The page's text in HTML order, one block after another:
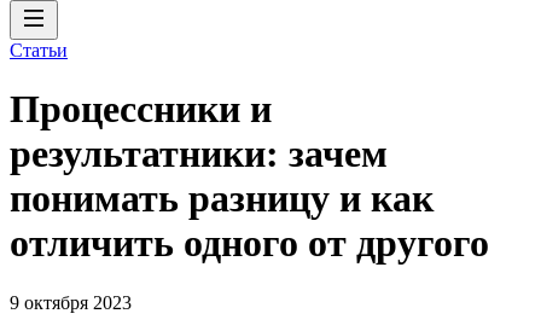
Статьи
Процессники и
результатники: зачем
понимать разницу и как
отличить одного от другого
9 октября 2023